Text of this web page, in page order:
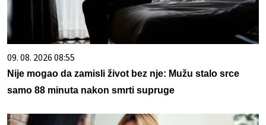
09. 08. 2026 08:55
Nije mogao da zamisli život bez nje: Mužu stalo srce
samo 88 minuta nakon smrti supruge